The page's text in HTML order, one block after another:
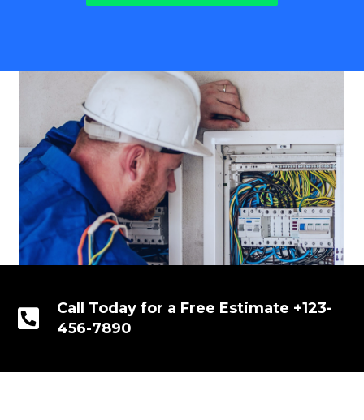
Call Today for a Free Estimate +123-
456-7890